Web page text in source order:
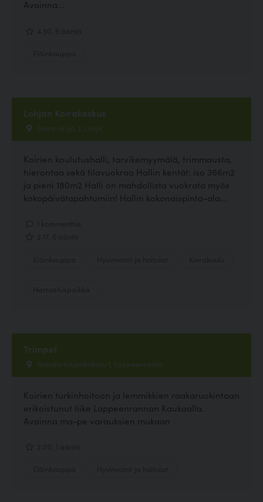
Avoinna...
Lohjan Koirakeskus
Sampokuja 3, Lohja
Koirien koulutushalli, tarvikemyymälä, trimmausta,
hierontaa sekä tilavuokraa Hallin kentät: iso 366m2
ja pieni 180m2 Halli on mahdollista vuokrata myös
kokopäivätapahtumiin! Hallin kokonaispinta-ala...
Trimpet
Standertskjöldinkatu 1, Lappeenranta
Koirien turkinhoitoon ja lemmikkien raakaruokintaan
erikoistunut liike Lappeenrannan Kaukaalla.
Avoinna ma-pe varauksien mukaan